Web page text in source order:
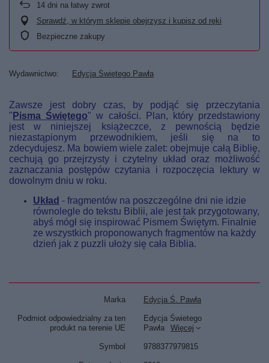
14 dni na łatwy zwrot
Sprawdź, w którym sklepie obejrzysz i kupisz od ręki
Bezpieczne zakupy
Wydawnictwo Edycja Świętego Pawła
Zawsze jest dobry czas, by podjąć się przeczytania
" Pisma Świętego" w całości. Plan, który przedstawiony
jest w niniejszej książeczce, z pewnością będzie
niezastąpionym przewodnikiem, jeśli się na to
zdecydujesz. Ma bowiem wiele zalet: obejmuje całą Biblię,
cechują go przejrzysty i czytelny układ oraz możliwość
zaznaczania postępów czytania i rozpoczęcia lektury w
dowolnym dniu w roku.
Układ - fragmentów na poszczególne dni nie idzie
równolegle do tekstu Biblii, ale jest tak przygotowany,
abyś mógł się inspirować Pismem Świętym. Finalnie
ze wszystkich proponowanych fragmentów na każdy
dzień jak z puzzli ułoży się cała Biblia.
Marka Edycja Ś. Pawła
Podmiot odpowiedzialny za ten
produkt na terenie UE
Edycja Świetego
Pawła
Więcej
Symbol 9788377979815